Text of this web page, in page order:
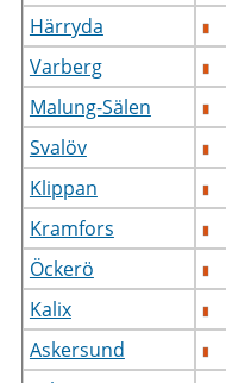
Härryda
Varberg
Malung-Sälen
Svalöv
Klippan
Kramfors
Öckerö
Kalix
Askersund